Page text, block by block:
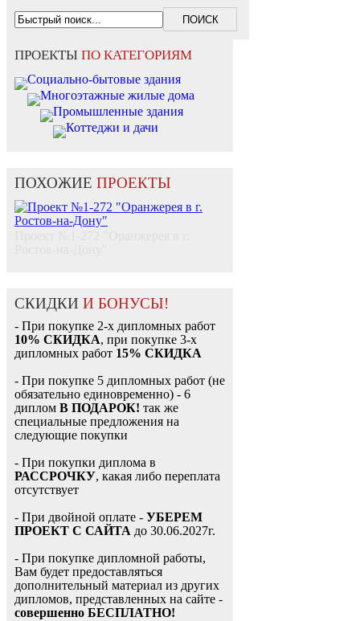
ПРОЕКТЫ ПО КАТЕГОРИЯМ
Социально-бытовые здания
Многоэтажные жилые дома
Промышленные здания
Коттеджи и дачи
ПОХОЖИЕ ПРОЕКТЫ
СКИДКИ И БОНУСЫ!
- При покупке 2-х дипломных работ
10% СКИДКА, при покупке 3-х
дипломных работ 15% СКИДКА
- При покупке 5 дипломных работ (не
обязательно единовременно) - 6
диплом В ПОДАРОК! так же
специальные предложения на
следующие покупки
- При покупки диплома в
РАССРОЧКУ, какая либо переплата
отсутствует
- При двойной оплате - УБЕРЕМ
ПРОЕКТ С САЙТА до 30.06.2027г.
- При покупке дипломной работы,
Вам будет предоставляться
дополнительный материал из других
дипломов, представленных на сайте -
совершенно БЕСПЛАТНО!